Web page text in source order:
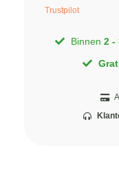
Trustpilot
Binnen 2 -